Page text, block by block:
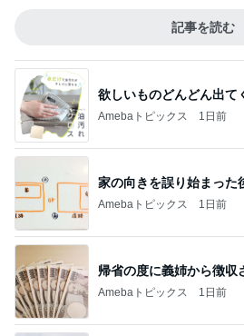
記事を読む
欲しいものどんどん出て
Amebaトピックス 1日前
家の向きを誤り始まった
Amebaトピックス 1日前
帰省の度に義姉から徴収
Amebaトピックス 1日前